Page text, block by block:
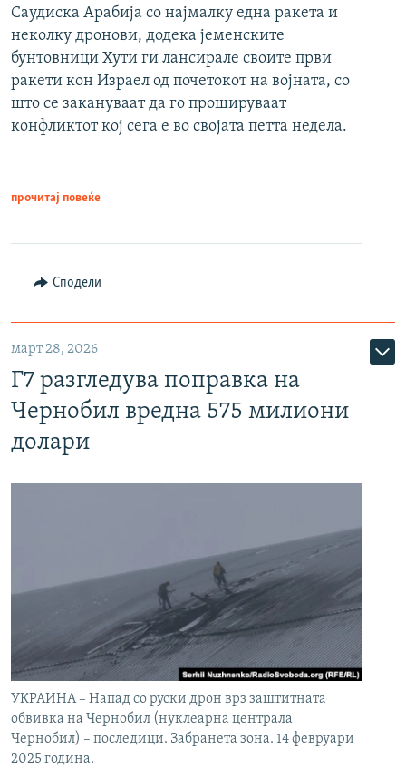
Саудиска Арабија со најмалку една ракета и
неколку дронови, додека јеменските
бунтовници Хути ги лансирале своите први
ракети кон Израел од почетокот на војната, со
што се закануваат да го прошируваат
конфликтот кој сега е во својата петта недела.
прочитај повеќе
Сподели
март 28, 2026
Г7 разгледува поправка на
Чернобил вредна 575 милиони
долари
УКРАИНА – Напад со руски дрон врз заштитната
обвивка на Чернобил (нуклеарна централа
Чернобил) – последици. Забранета зона. 14 февруари
2025 година.